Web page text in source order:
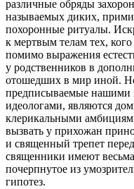
различные обряды
называемых диких,
похоронные ритуалы.
к мертвым телам тех,
помимо выражения
у родственников в
отошедших в мир иной.
предписываемые нашими
идеологами, являются
клерикальными
вызвать у прихожан
и священный трепет
священники имеют
почерпнутое из
гипотез.